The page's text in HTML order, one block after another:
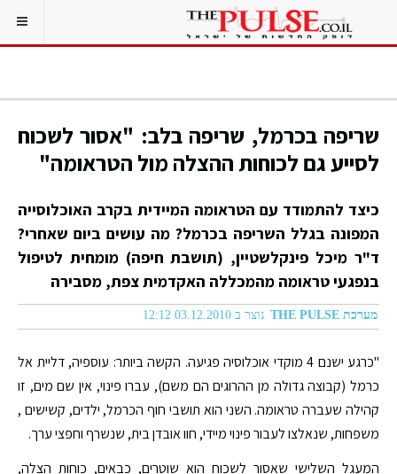
שריפה בכרמל, שריפה בלב: "אסור לשכוח
לסייע גם לכוחות ההצלה מול הטראומה"
כיצד להתמודד עם הטראומה המיידית בקרב האוכלוסייה
המפונה בגלל השריפה בכרמל? מה עושים ביום שאחרי?
ד"ר מיכל פינקלשטיין, (תושבת חיפה) מומחית לטיפול
בנפגעי טראומה מהמכללה האקדמית צפת, מסבירה
מערכת THE PULSE נוצר ב 03.12.2010 12:12
"כרגע ישנם 4 מוקדי אוכלוסיה פגיעה. הקשה ביותר: עוספיה, דליית אל
כרמל (קבוצה גדולה מן ההרוגים הם משם), עברו פינוי, אין שם מים, זו
קהילה שעברה טראומה. השני הוא תושבי חוף הכרמל, ילדים, קשישים ,
משפחות, שנאלצו לעבור פינוי מיידי, חוו אובדן בית, שנשרף וחפצי ערך.
המעגל השלישי שאסור לשכוח הוא שוטרים, כבאים, כוחות הצלה,